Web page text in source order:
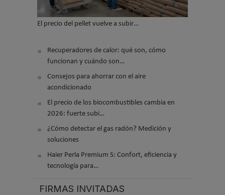
El precio del pellet vuelve a subir…
Recuperadores de calor: qué son, cómo
funcionan y cuándo son…
Consejos para ahorrar con el aire
acondicionado
El precio de los biocombustibles cambia en
2026: fuerte subi…
¿Cómo detectar el gas radón? Medición y
soluciones
Haier Perla Premium S: Confort, eficiencia y
tecnología para…
FIRMAS INVITADAS